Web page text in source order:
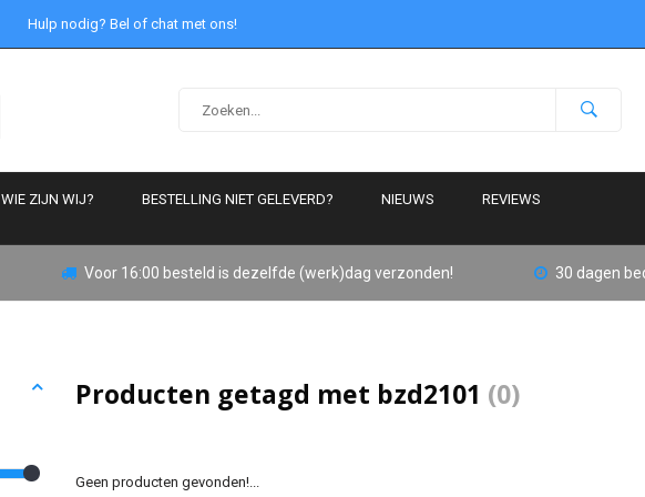
Hulp nodig? Bel of chat met ons!
WIE ZIJN WIJ? BESTELLING NIET GELEVERD? NIEUWS REVIEWS
Voor 16:00 besteld is dezelfde (werk)dag verzonden! 30 dagen
Producten getagd met bzd2101 (0)
Geen producten gevonden!...